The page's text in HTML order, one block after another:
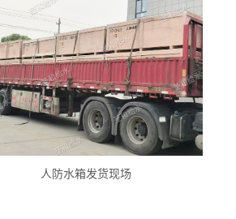
人防水箱发货现场